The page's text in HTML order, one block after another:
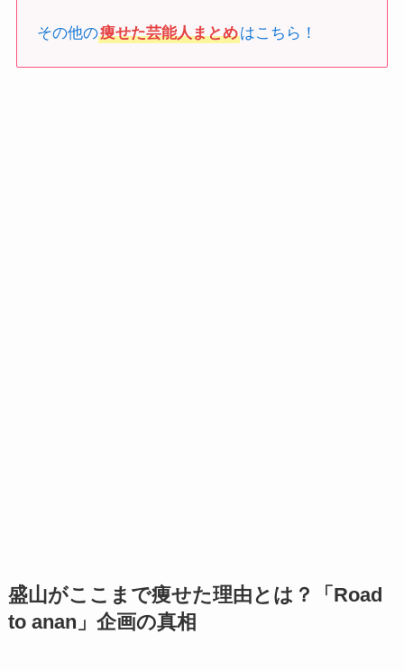
その他の痩せた芸能人まとめはこちら！
盛山がここまで痩せた理由とは？「Road
to anan」企画の真相